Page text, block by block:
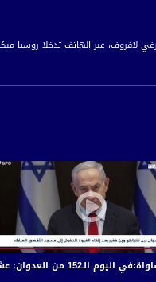
لافروف، عبر الهاتف تدخلا روسيا
الصلة بمؤتمر دولي للسلام من أجل
للحد من انتشار فيروس كورونا،
عشرات الشهداء والجرحى في قصف الاحتلال المتواصل على قطاع غزة